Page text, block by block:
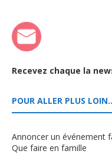
Recevez chaque la
POUR ALLER PLUS
Annoncer un événement
Que faire en famille